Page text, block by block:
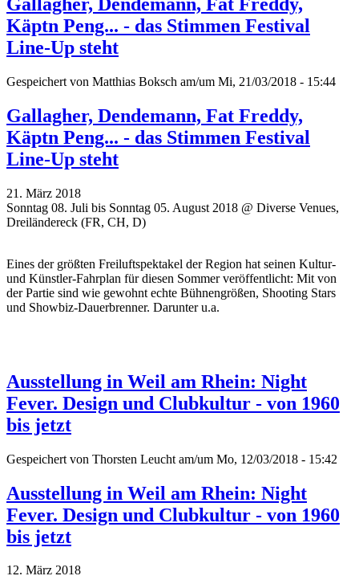
Käptn Peng... - das Stimmen Festival
Line-Up steht
Gespeichert von Matthias Boksch am/um Mi, 21/03/2018 - 15:44
Gallagher, Dendemann, Fat Freddy,
Käptn Peng... - das Stimmen Festival
Line-Up steht
21. März 2018
Sonntag 08. Juli bis Sonntag 05. August 2018 @ Diverse Venues,
Dreiländereck (FR, CH, D)
Eines der größten Freiluftspektakel der Region hat seinen Kultur-
und Künstler-Fahrplan für diesen Sommer veröffentlicht: Mit von
der Partie sind wie gewohnt echte Bühnengrößen, Shooting Stars
und Showbiz-Dauerbrenner. Darunter u.a.
Ausstellung in Weil am Rhein: Night
Fever. Design und Clubkultur - von 1960
bis jetzt
Gespeichert von Thorsten Leucht am/um Mo, 12/03/2018 - 15:42
Ausstellung in Weil am Rhein: Night
Fever. Design und Clubkultur - von 1960
bis jetzt
12. März 2018